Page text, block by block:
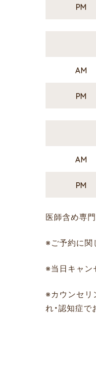
PM
AM
PM
AM
PM
医師含め専
※ご予約に関
※当日キャン
※カウンセリ
れ・認知症